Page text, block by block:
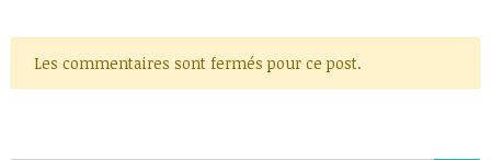
Les commentaires sont fermés pour ce post.